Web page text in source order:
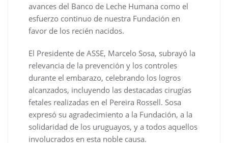
avances del Banco de Leche Humana como el
esfuerzo continuo de nuestra Fundación en
favor de los recién nacidos.
El Presidente de ASSE, Marcelo Sosa, subrayó la
relevancia de la prevención y los controles
durante el embarazo, celebrando los logros
alcanzados, incluyendo las destacadas cirugías
fetales realizadas en el Pereira Rossell. Sosa
expresó su agradecimiento a la Fundación, a la
solidaridad de los uruguayos, y a todos aquellos
involucrados en esta noble causa.